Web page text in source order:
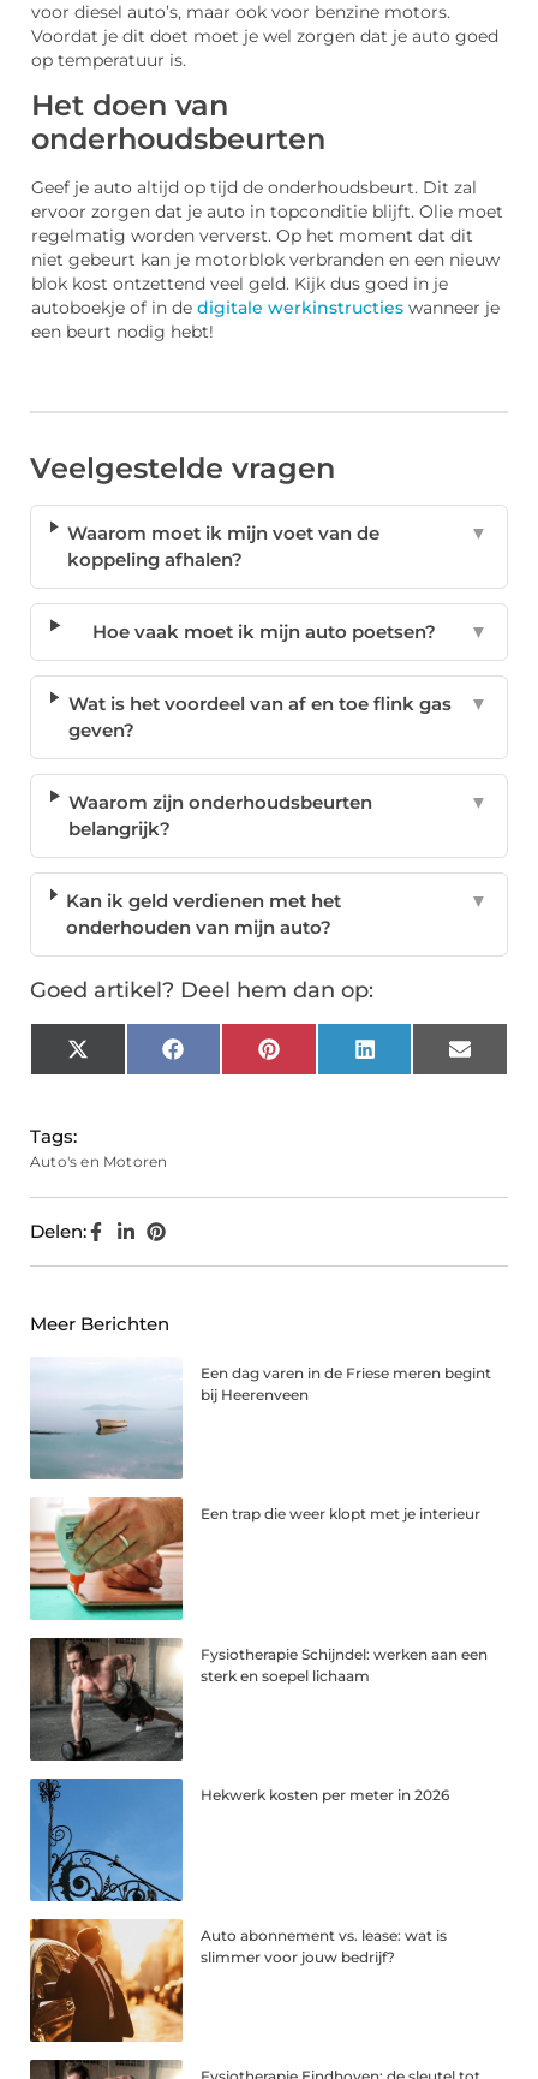
voor diesel auto’s, maar ook voor benzine motors.
Voordat je dit doet moet je wel zorgen dat je auto goed
op temperatuur is.
Het doen van
onderhoudsbeurten
Geef je auto altijd op tijd de onderhoudsbeurt. Dit zal
ervoor zorgen dat je auto in topconditie blijft. Olie moet
regelmatig worden ververst. Op het moment dat dit
niet gebeurt kan je motorblok verbranden en een nieuw
blok kost ontzettend veel geld. Kijk dus goed in je
autoboekje of in de digitale werkinstructies wanneer je
een beurt nodig hebt!
Veelgestelde vragen
Waarom moet ik mijn voet van de
koppeling afhalen?
▼
Hoe vaak moet ik mijn auto poetsen? ▼
Wat is het voordeel van af en toe flink gas
geven?
▼
Waarom zijn onderhoudsbeurten
belangrijk?
▼
Kan ik geld verdienen met het
onderhouden van mijn auto?
▼
Goed artikel? Deel hem dan op:
X
(Twitter)
FacebookPinterest LinkedIn Email
Tags:
Auto's en Motoren
Delen:
Meer Berichten
Een dag varen in de Friese meren begint
bij Heerenveen
Een trap die weer klopt met je interieur
Fysiotherapie Schijndel: werken aan een
sterk en soepel lichaam
Hekwerk kosten per meter in 2026
Auto abonnement vs. lease: wat is
slimmer voor jouw bedrijf?